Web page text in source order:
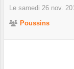
Le samedi 26 nov.
Poussins